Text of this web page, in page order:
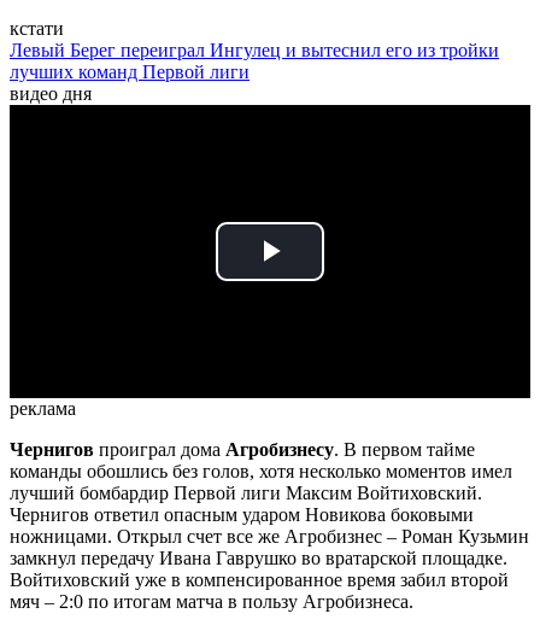
кстати
Левый Берег переиграл Ингулец и вытеснил его из тройки
лучших команд Первой лиги
видео дня
Play
реклама
Чернигов проиграл дома Агробизнесу. В первом тайме
команды обошлись без голов, хотя несколько моментов имел
лучший бомбардир Первой лиги Максим Войтиховский.
Чернигов ответил опасным ударом Новикова боковыми
ножницами. Открыл счет все же Агробизнес – Роман Кузьмин
замкнул передачу Ивана Гаврушко во вратарской площадке.
Войтиховский уже в компенсированное время забил второй
мяч – 2:0 по итогам матча в пользу Агробизнеса.